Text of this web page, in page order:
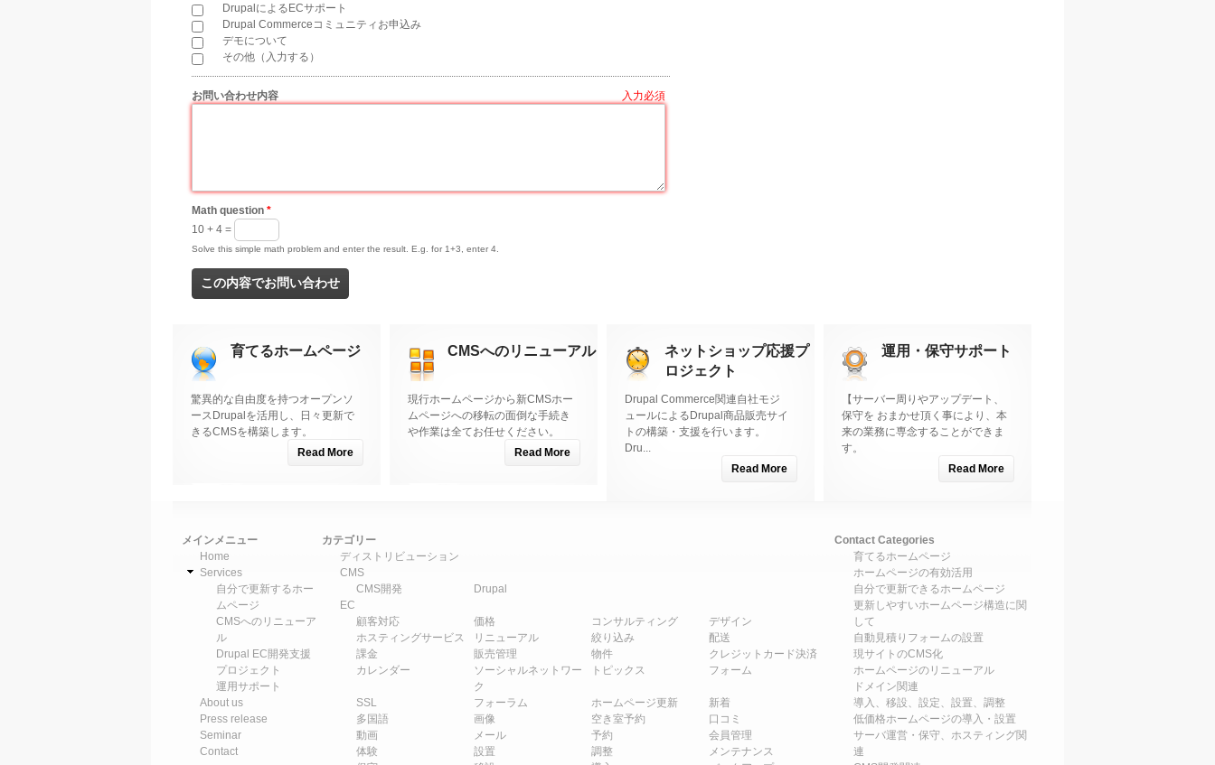
DrupalによるECサポート
Drupal Commerceコミュニティお申込み
デモについて
その他（入力する）
お問い合わせ内容
Math question *
10 + 4 =
Solve this simple math problem and enter the result. E.g. for 1+3, enter 4.
育てるホームページ
驚異的な自由度を持つオープンソ
ースDrupalを活用し、日々更新で
きるCMSを構築します。
Read More
CMSへのリニューアル
現行ホームページから新CMSホー
ムページへの移転の面倒な手続き
や作業は全てお任せください。
Read More
ネットショップ応援プ
ロジェクト
Drupal Commerce関連自社モジ
ュールによるDrupal商品販売サイ
トの構築・支援を行います。
Dru...
Read More
運用・保守サポート
【サーバー周りやアップデート、
保守を おまかせ頂く事により、本
来の業務に専念することができま
す。
Read More
メインメニュー
Home
Services
自分で更新するホー
ムページ
CMSへのリニューア
ル
Drupal EC開発支援
プロジェクト
運用サポート
About us
Press release
Seminar
Contact
カテゴリー
ディストリビューション
CMS
CMS開発
Drupal
EC
顧客対応
価格 コンサルティング
デザイン
ホスティングサービス
リニューアル 絞り込み
配送
課金
販売管理 物件
クレジットカード決済
カレンダー
ソーシャルネットワー
ク
トピックス フォーム
SSL フォーラム ホームページ更新
新着
多国語
画像 空き室予約
口コミ
動画
メール 予約
会員管理
体験
設置 調整
メンテナンス
Contact Categories
育てるホームページ
ホームページの有効活用
自分で更新できるホームページ
更新しやすいホームページ構造に関
して
自動見積りフォームの設置
現サイトのCMS化
ホームページのリニューアル
ドメイン関連
導入、移設、設定、設置、調整
低価格ホームページの導入・設置
サーバ運営・保守、ホスティング関
連